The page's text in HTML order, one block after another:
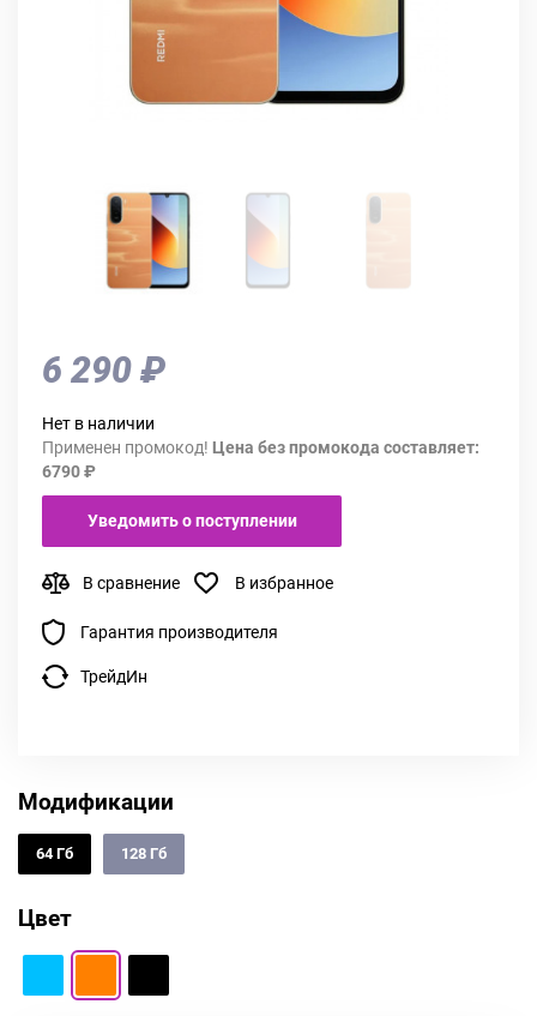
6 290 ₽
Нет в наличии
Применен промокод! Цена без промокода составляет:
6790 ₽
Уведомить о поступлении
В сравнение В избранное
Гарантия производителя
ТрейдИн
Модификации
64 Гб 128 Гб
Цвет